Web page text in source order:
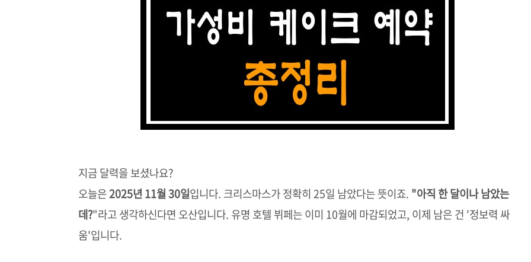
지금 달력을 보셨나요?
오늘은2025년 11월 30일입니다. 크리스마스가 정확히 25일 남았다는 뜻이죠. "아직 한 달이나 남았는
데?"라고 생각하신다면 오산입니다. 유명 호텔 뷔페는 이미 10월에 마감되었고, 이제 남은 건 '정보력 싸
움'입니다.